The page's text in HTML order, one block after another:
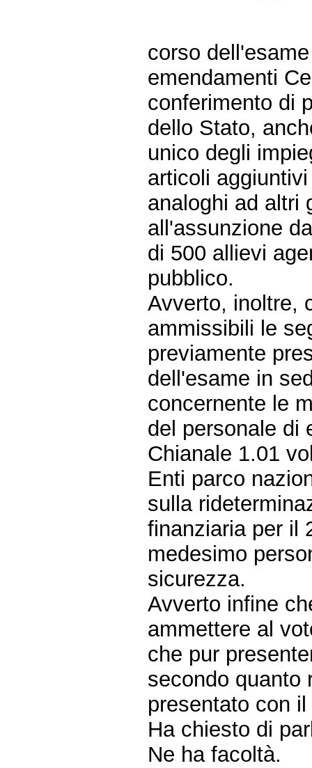
corso
emendamenti
conferimento di
dello Stato,
unico degli
articoli
analoghi ad altri
all'assunzione
di 500 allievi
pubblico.
Avverto, inoltre,
ammissibili le
previamente
dell'esame in
concernente le
del personale di
Chianale 1.01
Enti parco
sulla
finanziaria per il
medesimo
sicurezza.
Avverto infine
ammettere al
che pur
secondo quanto
presentato con
Ha chiesto di
Ne ha facoltà.